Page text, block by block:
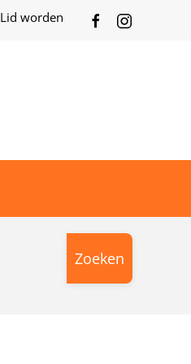
Lid worden
Zoeken